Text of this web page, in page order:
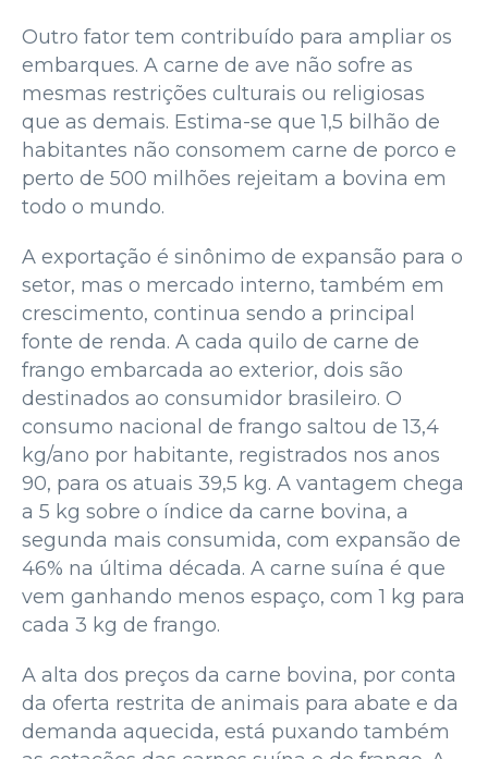
Outro fator tem contribuído para ampliar os
embarques. A carne de ave não sofre as
mesmas restrições culturais ou religiosas
que as demais. Estima-se que 1,5 bilhão de
habitantes não consomem carne de porco e
perto de 500 milhões rejeitam a bovina em
todo o mundo.
A exportação é sinônimo de expansão para o
setor, mas o mercado interno, também em
crescimento, continua sendo a principal
fonte de renda. A cada quilo de carne de
frango embarcada ao exterior, dois são
destinados ao consumidor brasileiro. O
consumo nacional de frango saltou de 13,4
kg/ano por habitante, registrados nos anos
90, para os atuais 39,5 kg. A vantagem chega
a 5 kg sobre o índice da carne bovina, a
segunda mais consumida, com expansão de
46% na última década. A carne suína é que
vem ganhando menos espaço, com 1 kg para
cada 3 kg de frango.
A alta dos preços da carne bovina, por conta
da oferta restrita de animais para abate e da
demanda aquecida, está puxando também